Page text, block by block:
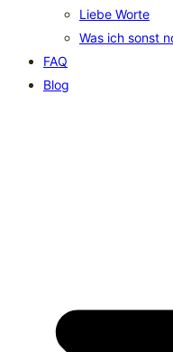
Liebe Worte
Was ich sonst
FAQ
Blog